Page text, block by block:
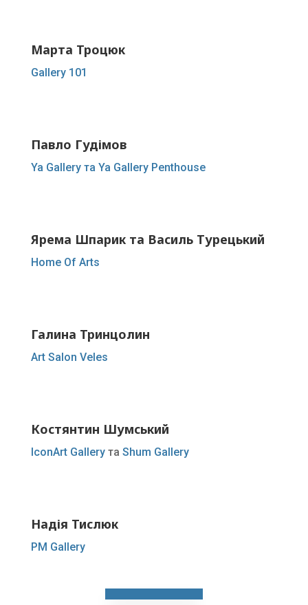
Марта Троцюк
Gallery 101
Павло Гудімов
Ya Gallery та Ya Gallery Penthouse
Ярема Шпарик та Василь Турецький
Home Of Arts
Галина Тринцолин
Art Salon Veles
Костянтин Шумський
IconArt Galleryта Shum Gallery
Надія Тислюк
PM Gallery